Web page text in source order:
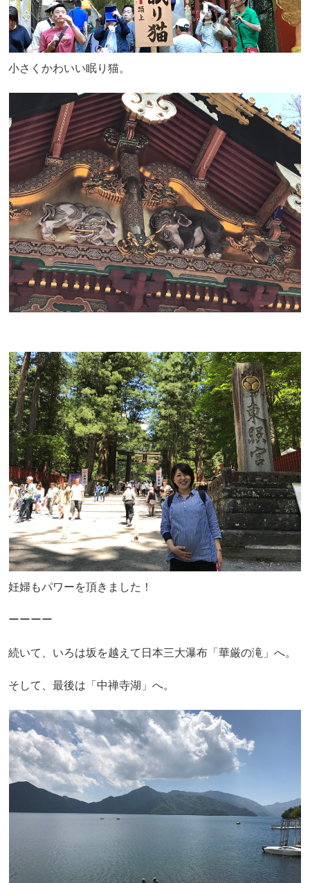
小さくかわいい眠り猫。
妊婦もパワーを頂きました！
ーーーー
続いて、いろは坂を越えて日本三大瀑布「華厳の滝」へ。
そして、最後は「中禅寺湖」へ。